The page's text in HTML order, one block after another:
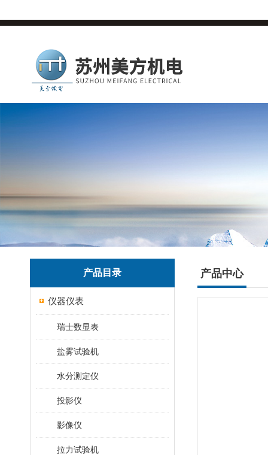
产品目录
仪器仪表
瑞士数显表
盐雾试验机
水分测定仪
投影仪
影像仪
拉力试验机
产品中心